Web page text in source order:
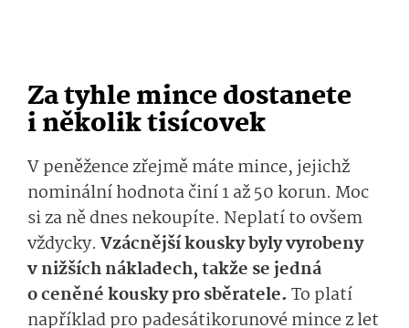
Za tyhle mince dostanete
i několik tisícovek
V peněžence zřejmě máte mince, jejichž
nominální hodnota činí 1 až 50 korun. Moc
si za ně dnes nekoupíte. Neplatí to ovšem
vždycky. Vzácnější kousky byly vyrobeny
v nižších nákladech, takže se jedná
o ceněné kousky pro sběratele. To platí
například pro padesátikorunové mince z let